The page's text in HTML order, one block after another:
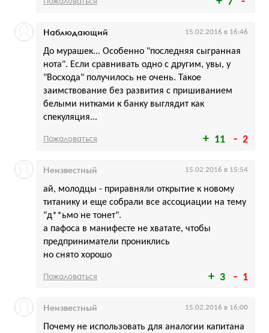
11 2
До мурашек... Особенно "последняя сыгранная
нота". Если сравнивать одно с другим, увы, у
"Восхода" получилось не очень. Такое
заимствование без развития с пришиванием
белыми нитками к банку выглядит как
спекуляция...
Наблюдающий 15.02.2016 в 16:46
Пожаловаться
3 1
ай, молодцы - приравняли открытие к новому
титанику и еще собрали все ассоциации на тему
"д**ьмо не тонет".
а пафоса в манифесте не хватате, чтобы
предприниматели прониклись
но снято хорошо
Неизвестный 15.02.2016 в 15:54
Пожаловаться
Почему не использовать для аналогии капитана
Неизвестный 15.02.2016 в 16:00